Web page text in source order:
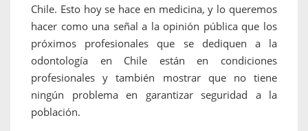
Chile. Esto hoy se hace en medicina, y lo queremos
hacer como una señal a la opinión pública que los
próximos profesionales que se dediquen a la
odontología en Chile están en condiciones
profesionales y también mostrar que no tiene
ningún problema en garantizar seguridad a la
población.